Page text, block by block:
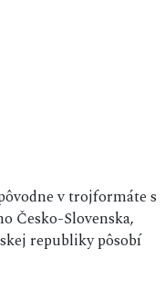
v trojformáte s
Česko-Slovenska,
republiky pôsobí